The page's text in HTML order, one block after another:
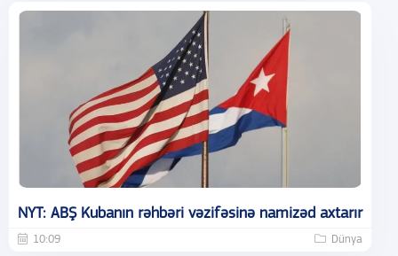
NYT: ABŞ Kubanın rəhbəri vəzifəsinə namizəd axtarır
10:09 Dünya